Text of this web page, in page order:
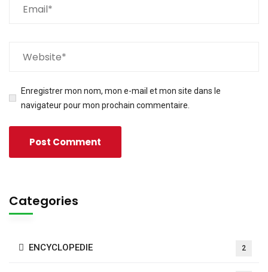
Enregistrer mon nom, mon e-mail et mon site dans le
navigateur pour mon prochain commentaire.
Categories
ENCYCLOPEDIE 2